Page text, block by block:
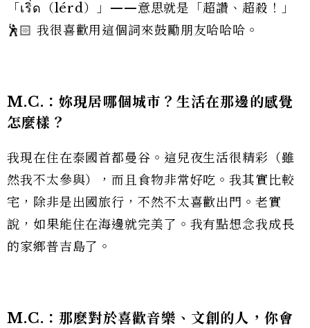
「เริ่ด（lérd）」——意思就是「超讚、超殺！」
🕺🏻 我很喜歡用這個詞來鼓勵朋友哈哈哈。
M.C.： 妳現居哪個城市？生活在那邊的感覺
怎麼樣？
我現在住在泰國首都曼谷。這兒夜生活很精彩（雖
然我不太參與），而且食物非常好吃。我其實比較
宅，除非是出國旅行，不然不太喜歡出門。老實
說，如果能住在海邊就完美了。我有點想念我成長
的家鄉普吉島了。
M.C.： 那麽對於喜歡音樂、文創的人，你會